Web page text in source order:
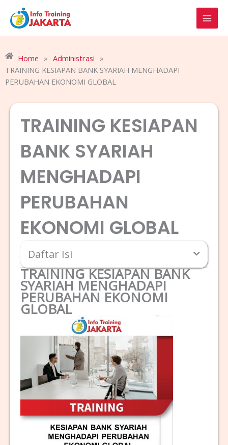
content
Home » Administrasi »
TRAINING KESIAPAN BANK SYARIAH MENGHADAPI
PERUBAHAN EKONOMI GLOBAL
TRAINING KESIAPAN
BANK SYARIAH
MENGHADAPI
PERUBAHAN
EKONOMI GLOBAL
Daftar Isi
TRAINING KESIAPAN BANK
SYARIAH MENGHADAPI
PERUBAHAN EKONOMI
GLOBAL